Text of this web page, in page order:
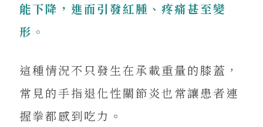
能下降，進而引發紅腫、疼痛甚至變
形。
這種情況不只發生在承載重量的膝蓋，
常見的手指退化性關節炎也常讓患者連
握拳都感到吃力。